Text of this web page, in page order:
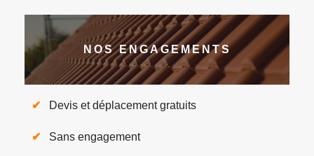
NOS ENGAGEMENTS
Devis et déplacement gratuits
Sans engagement